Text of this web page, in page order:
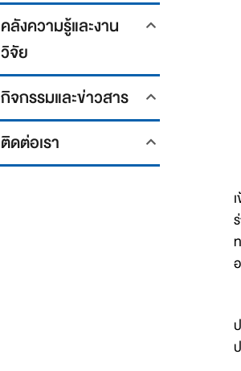
คลังความรู้และงาน
วิจัย
กิจกรรมและข่าวสาร
ติดต่อเรา